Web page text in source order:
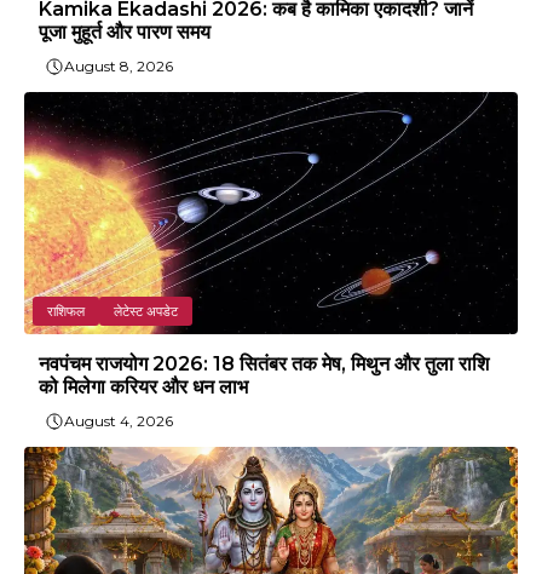
Kamika Ekadashi 2026: कब है कामिका एकादशी? जानें
पूजा मुहूर्त और पारण समय
August 8, 2026
राशिफल लेटेस्ट अपडेट
नवपंचम राजयोग 2026: 18 सितंबर तक मेष, मिथुन और तुला राशि
को मिलेगा करियर और धन लाभ
August 4, 2026